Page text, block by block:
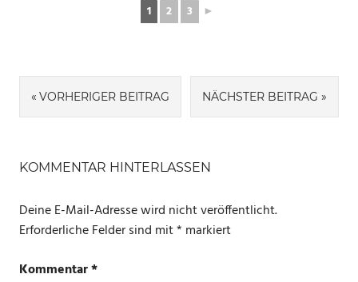
1 2 3 ►
Beitragsnavigation
VORHERIGER BEITRAG NÄCHSTER BEITRAG
KOMMENTAR HINTERLASSEN
Deine E-Mail-Adresse wird nicht veröffentlicht.
Erforderliche Felder sind mit* markiert
Kommentar*